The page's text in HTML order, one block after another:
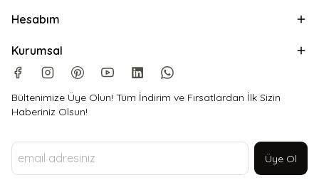
Hesabım
Kurumsal
Bültenimize Üye Olun! Tüm İndirim ve Fırsatlardan İlk Sizin
Haberiniz Olsun!
Üye Ol